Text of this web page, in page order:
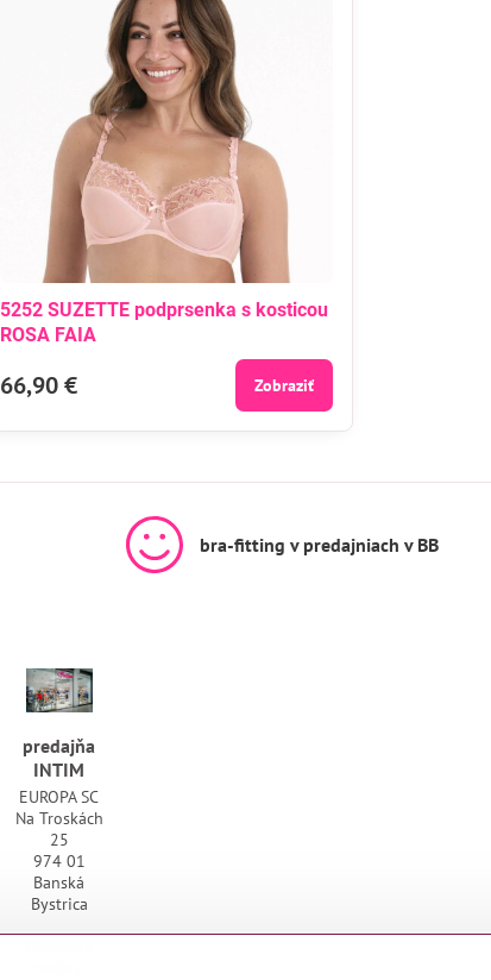
5252 SUZETTE podprsenka s kosticou
ROSA FAIA
66,90 € Zobraziť
bra-fitting v predajniach v BB
predajňa
INTIM
EUROPA SC
Na Troskách
25
974 01
Banská
Bystrica